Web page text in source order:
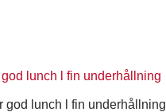
god lunch l fin underhållning